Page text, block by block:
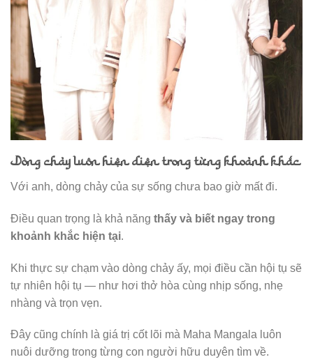
Dòng chảy luôn hiện diện trong từng khoảnh khắc
Với anh, dòng chảy của sự sống chưa bao giờ mất đi.
Điều quan trọng là khả năng thấy và biết ngay trong
khoảnh khắc hiện tại.
Khi thực sự chạm vào dòng chảy ấy, mọi điều cần hội tụ sẽ
tự nhiên hội tụ — như hơi thở hòa cùng nhịp sống, nhẹ
nhàng và trọn vẹn.
Đây cũng chính là giá trị cốt lõi mà Maha Mangala luôn
nuôi dưỡng trong từng con người hữu duyên tìm về.